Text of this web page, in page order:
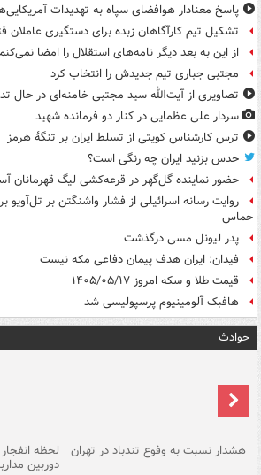
پاسخ معنادار هوافضای سپاه به تهدیدات
تشکیل تیم کارآگاهان زبده برای دستگیری عاملان
از این به بعد دیگر نامه‌های استقلال را امضا
مجتبی جباری تیم جدیدش را انتخاب کرد
تصاویری از آیت‌الله سید مجتبی خامنه‌ای در حال
سردار علی عظمایی در کنار دو فرمانده شهید
ترس کارشناس کویتی از تسلط ایران بر تنگۀ هرمز
حدس بزنید ایران چه رنگی است؟
حضور نماینده گل‌گهر در قرعه‌کشی لیگ قهرمانان
روایت رسانه اسرائیلی از فشار واشنگتن بر
حماس
پدر لیونل مسی درگذشت
فیدان: ایران هدف پیمان دفاعی مکه نیست
قیمت طلا و سکه امروز ۱۴۰۵/۰۵/۱۷
هافبک آلومینیوم پرسپولیسی شد
حوادث
هشدار نسبت به وفوع تندباد در تهران
دوربین